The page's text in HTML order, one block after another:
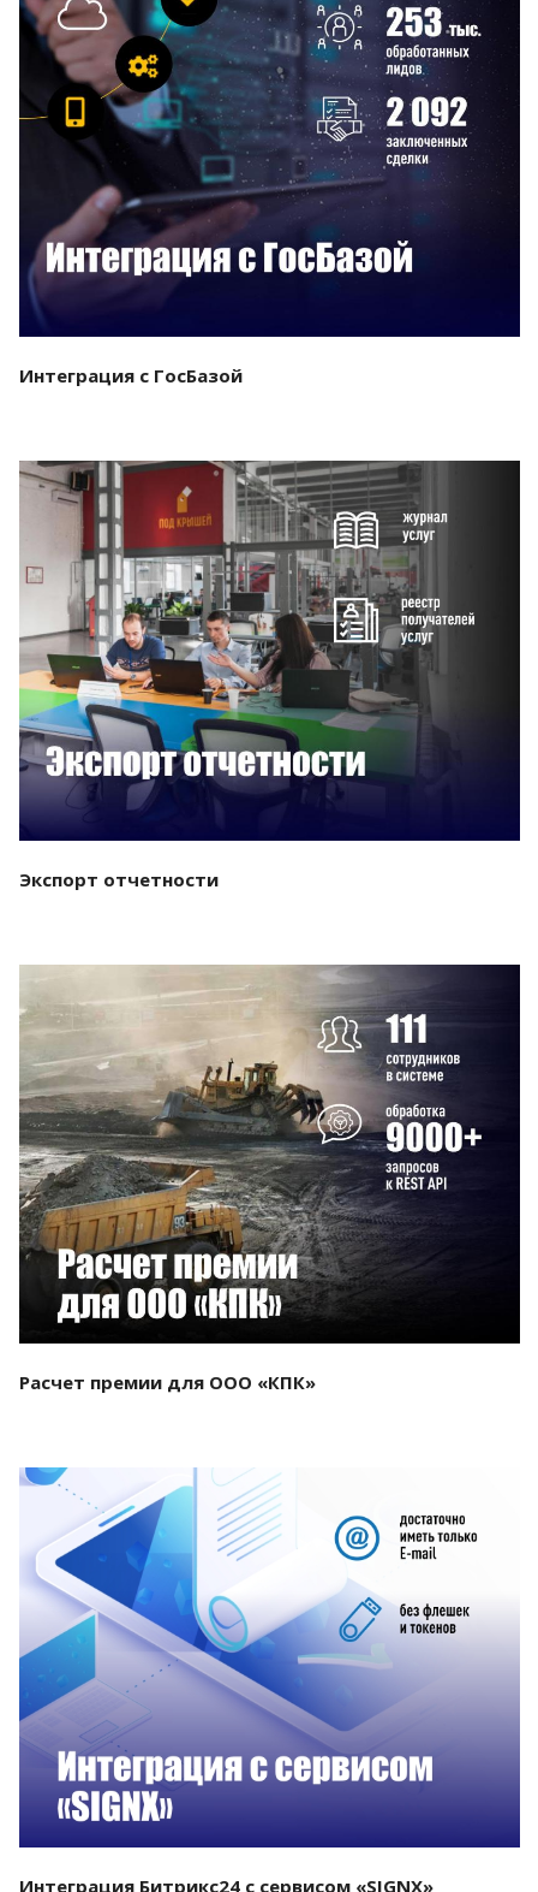
Смотреть проект
Интеграция с ГосБазой
Смотреть проект
Экспорт отчетности
Смотреть проект
Расчет премии для ООО «КПК»
Смотреть проект
Интеграция Битрикс24 с сервисом «SIGNX»